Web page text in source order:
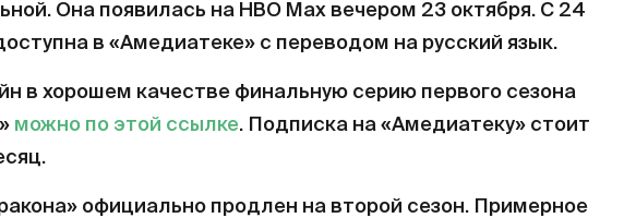
Она появилась на HBO Max вечером 23 октября. С 24
в «Амедиатеке» с переводом на русский язык.
в хорошем качестве финальную серию первого сезона
можно по этой ссылке. Подписка на «Амедиатеку» стоит
официально продлен на второй сезон. Примерное